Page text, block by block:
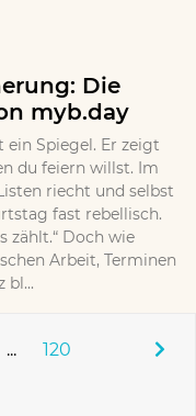
Die
myb.day
Spiegel. Er zeigt
du feiern willst. Im
riecht und selbst
fast rebellisch.
zählt.“ Doch wie
Arbeit, Terminen
bl...
... 120